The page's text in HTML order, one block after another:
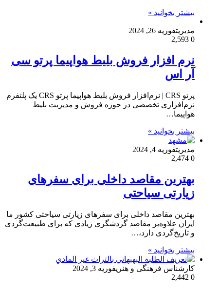
بیشتر بخوانید »
مدیریتفوریه 26, 2024
0
نرم افزار فروش بلیط هواپیما پرتو سی
آر اس
پرتو CRS | نرم‌افزار فروش بلیط هواپیما پرتو CRS یک پلتفرم
نرم‌افزاری تخصصی در حوزه فروش و مدیریت بلیط
هواپیما…
بیشتر بخوانید »
مدیریتفوریه 4, 2024
0
بهترین مقاصد داخلی برای سفرهای
زیارتی سیاحتی
بهترین مقاصد داخلی برای سفرهای زیارتی سیاحتی کشور ما
ایران علاوه‌بر مقاصد گردشگری زیادی که برای طبیعت‌گردی
و تاریخ‎‌گردی دارد،…
بیشتر بخوانید »
کارشناس فرهنگی و هنریفوریه 3, 2024
0